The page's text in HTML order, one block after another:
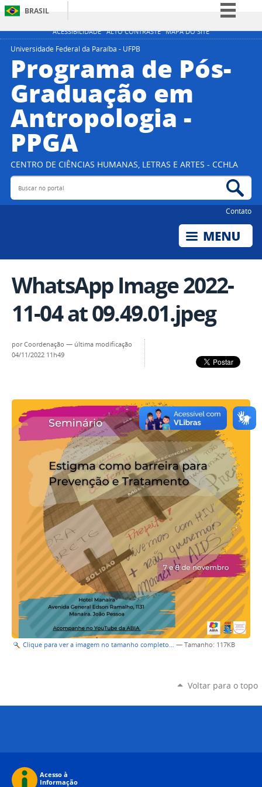
ACESSIBILIDADE ALTO CONTRASTE MAPA DO SITE
BRASIL
Simplifique!
Participe
Legislação
Canais
Universidade Federal da Paraíba - UFPB
Programa de Pós-
Graduação em
Antropologia -
PPGA
CENTRO DE CIÊNCIAS HUMANAS, LETRAS E ARTES - CCHLA
Buscar no portal
Contato
WhatsApp Image 2022-
11-04 at 09.49.01.jpeg
porCoordenação — última modificação
04/11/2022 11h49
Clique para ver a imagem no tamanho completo… — Tamanho: 117KB
Voltar para o topo